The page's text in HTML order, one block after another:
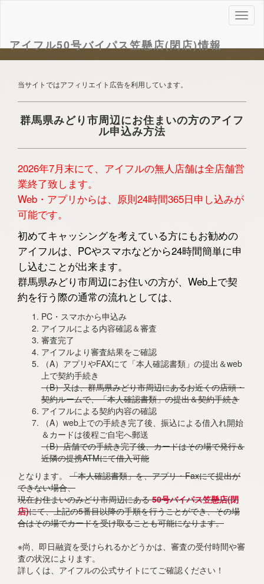
ナ
ビ
ー
シ
アイフル50号バイパス笠懸店(閉店)情報
当サイトではアフィリエイト広告を利用しています。
群馬県みどり市周辺にお住まいの方のアイフ
ル申込み方法
2026年7月末にて、アイフルの無人店舗は全店舗営
業終了致します。
Web・アプリからは、原則24時間365日申し込みが
可能です。
初めてキャッシングを考えている方にもお勧めの
アイフルは、PCやスマホなどから24時間簡単に申
し込むことが出来ます。
群馬県みどり市周辺にお住いの方が、Web上で契
約を行う際の通常の流れとしては、
PC・スマホから申込み
アイフルによる内容確認＆審査
審査完了
アイフルより審査結果をご確認
（A）アプリやFAXにて「本人確認書類」の提出＆web
上で契約手続き
（B）又は、群馬県みどり市周辺にあるお近くの店頭・
契約ルームで、「本人確認書類」の提出＆契約手続き
アイフルによる契約内容の確認
（A）web上での手続き完了後、振込による借入れ開始
＆カードは後程ご自宅へ郵送
（B）店舗での手続き完了後、カードはその場で発行＆
近隣の提携ATMにて借入可能
となります。 「本人確認書類」を、アプリ・Faxにて提出が
できない場合、
現在お住まいのみどり市周辺にある50号バイパス笠懸店(閉
店)にて、上記の5番目以降の手順を行うことができ、その場
合はその場でカードを受け取ることも可能になります。
※尚、即日融資を受けられるかどうかは、審査の受付時間や審
査の状況によります。
詳しくは、アイフルの公式サイトにてご確認ください！